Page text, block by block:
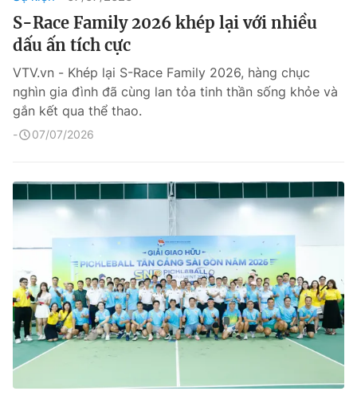
S-Race Family 2026 khép lại với nhiều
dấu ấn tích cực
VTV.vn - Khép lại S-Race Family 2026, hàng chục
nghìn gia đình đã cùng lan tỏa tinh thần sống khỏe và
gắn kết qua thể thao.
07/07/2026